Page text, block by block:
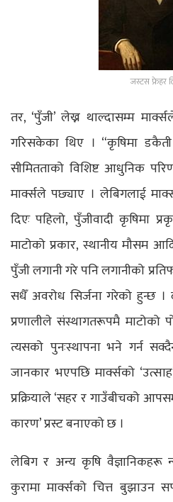
जस्टस फ्रेहर
तर, ‘पुँजी’ लेख्न थाल्दासम्म
गरिसकेका थिए । “कृषिमा डकैती
सीमितताको विशिष्ट आधुनिक
मार्क्सले पछ्याए । लेबिगलाई
दिएः पहिलो, पुँजीवादी कृषिमा
माटोको प्रकार, स्थानीय मौसम
पुँजी लगानी गरे पनि लगानीको
सधैँ अवरोध सिर्जना गरेको हुन्छ
प्रणालीले संस्थागतरूपमै
त्यसको पुनःस्थापना भने गर्न
जानकार भएपछि मार्क्सको
प्रक्रियाले ‘सहर र गाउँबीचको
कारण’ प्रस्ट बनाएको छ ।
लेबिग र अन्य कृषि वैज्ञानिकहरू
कुरामा मार्क्सको चित्त